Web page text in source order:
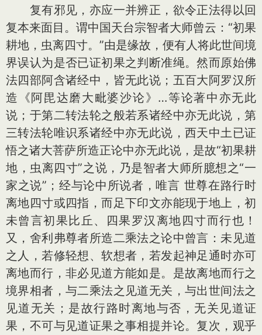
复有邪见，亦应一并辨正，欲令正法得以回
复本来面目。谓中国天台宗智者大师曾云：“初果
耕地，虫离四寸。”由是缘故，便有人将此世间境
界误认为是否已证初果之判断准绳。然而原始佛
法四部阿含诸经中，皆无此说；五百大阿罗汉所
造《阿毘达磨大毗婆沙论》…等论著中亦无此
说；于第二转法轮之般若系诸经中亦无此说，第
三转法轮唯识系诸经中亦无此说，西天中土已证
悟之诸大菩萨所造正论中亦无此说，是故“初果耕
地，虫离四寸”之说，乃是智者大师所臆想之“一
家之说”；经与论中所说者，唯言 世尊在路行时
离地四寸或四指，而足下印文亦能现于地上，初
未曾言初果比丘、四果罗汉离地四寸而行也！
又，舍利弗尊者所造二乘法之论中曾言：未见道
之人，若修轻想、软想者，若发起神足通时亦可
离地而行，非必见道方能如是。是故离地而行之
境界相者，与二乘法之见道无关，与出世间法之
见道无关；是故行路时离地与否，无关见道证
果，不可与见道证果之事相提并论。复次，观乎